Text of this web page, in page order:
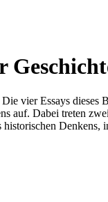
vier Essays
auf. Dabei treten